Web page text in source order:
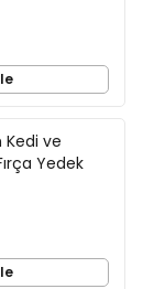
ve
Yedek